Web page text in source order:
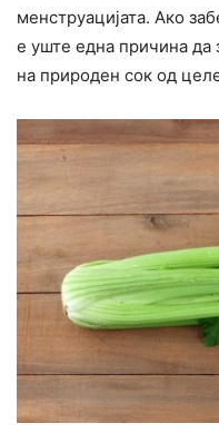
менструацијата. Ако
е уште една причина да
на природен сок од